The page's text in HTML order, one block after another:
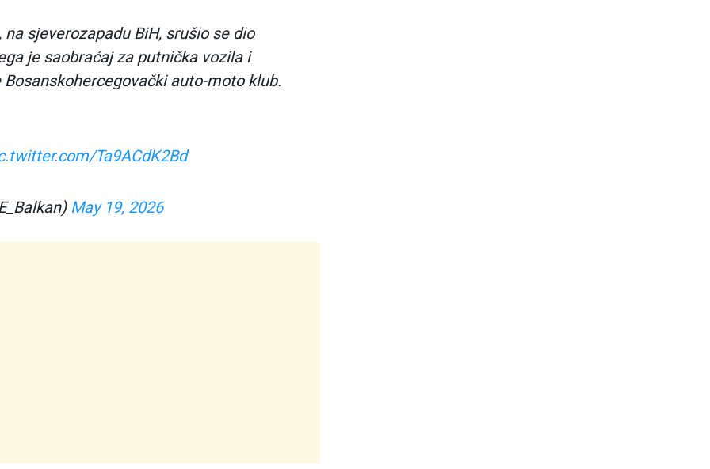
sjeverozapadu BiH, srušio se dio
je saobraćaj za putnička vozila i
auto-moto klub.
Ta9ACdK2Bd
May 19, 2026